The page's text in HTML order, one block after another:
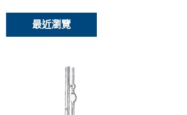
最近瀏覽